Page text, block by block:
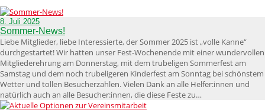
8. Juli 2025
Sommer-News!
Liebe Mitglieder, liebe Interessierte, der Sommer 2025 ist „volle Kanne“
durchgestartet! Wir hatten unser Fest-Wochenende mit einer wundervollen
Mitgliederehrung am Donnerstag, mit dem trubeligen Sommerfest am
Samstag und dem noch trubeligeren Kinderfest am Sonntag bei schönstem
Wetter und tollen Besucherzahlen. Vielen Dank an alle Helfer:innen und
natürlich auch an alle Besucher:innen, die diese Feste zu…